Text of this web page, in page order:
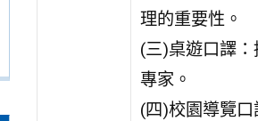
理的重要性。
(三)桌遊口譯
專家。
(四)校園導覽